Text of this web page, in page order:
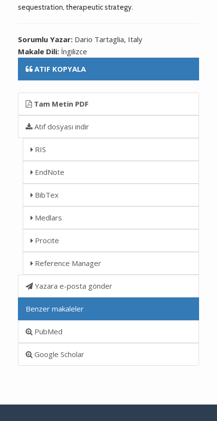
sequestration, therapeutic strategy.
Sorumlu Yazar: Dario Tartaglia, Italy
Makale Dili: İngilizce
ATIF KOPYALA
Tam Metin PDF
Atıf dosyası indir
RIS
EndNote
BibTex
Medlars
Procite
Reference Manager
Yazara e-posta gönder
Benzer makaleler
PubMed
Google Scholar